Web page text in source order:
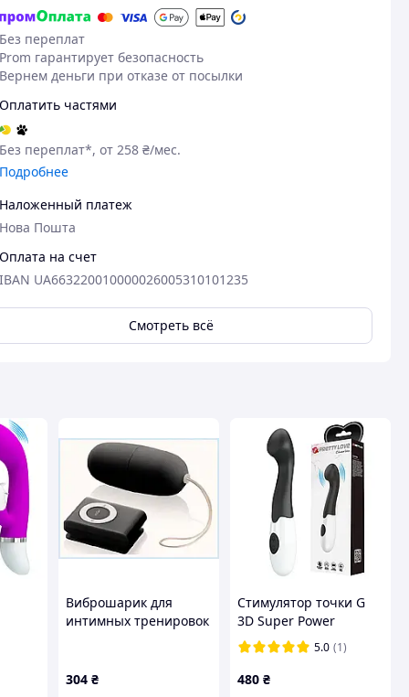
Без переплат
Prom гарантирует безопасность
Вернем деньги при отказе от посылки
Оплатить частями
Без переплат*, от 258 ₴/мес.
Подробнее
Наложенный платеж
Нова Пошта
Оплата на счет
IBAN UA663220010000026005310101235
Смотреть всё
Виброшарик для
интимных тренировок
304 ₴
Стимулятор точки G
3D Super Power
черный, 17.2* 3.1 см
5.0 (1)
480 ₴